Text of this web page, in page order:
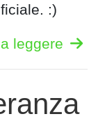
:)
leggere